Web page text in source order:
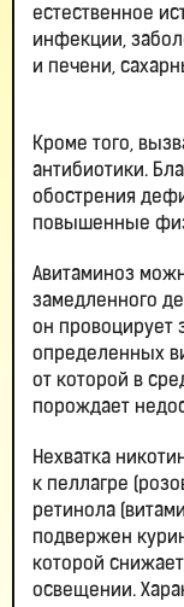
естественное
инфекции,
и печени,
Кроме того,
антибиотики.
обострения
повышенные
Авитаминоз
замедленного
он провоцирует
определенных
от которой в
порождает
Нехватка
к пеллагре
ретинола
подвержен
которой
освещении.